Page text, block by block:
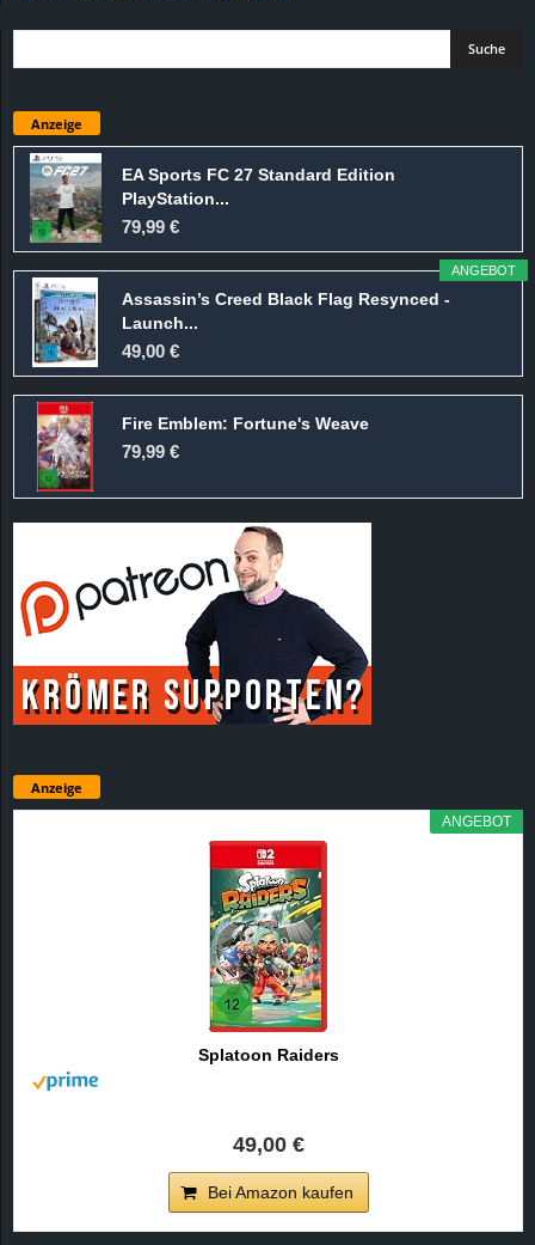
Anzeige
EA Sports FC 27 Standard Edition
PlayStation...
79,99 €
ANGEBOT
Assassin’s Creed Black Flag Resynced -
Launch...
49,00 €
Fire Emblem: Fortune's Weave
79,99 €
Anzeige
ANGEBOT
Splatoon Raiders
49,00 €
Bei Amazon kaufen